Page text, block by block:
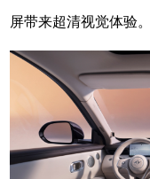
屏带来超清视觉体验。